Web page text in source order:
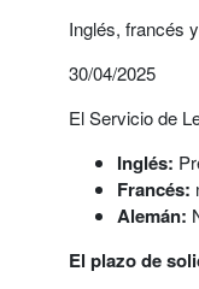
Inglés, francés
30/04/2025
El Servicio de
Inglés:
Francés:
Alemán:
El plazo de